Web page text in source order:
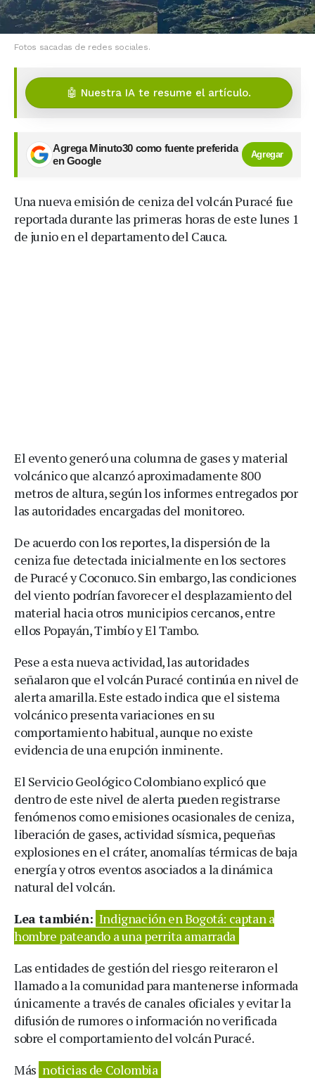
Fotos sacadas de redes sociales.
🤖 Nuestra IA te resume el artículo.
Agrega Minuto30 como fuente preferida
en Google
Agregar
Una nueva emisión de ceniza del volcán Puracé fue
reportada durante las primeras horas de este lunes 1
de junio en el departamento del Cauca.
El evento generó una columna de gases y material
volcánico que alcanzó aproximadamente 800
metros de altura, según los informes entregados por
las autoridades encargadas del monitoreo.
De acuerdo con los reportes, la dispersión de la
ceniza fue detectada inicialmente en los sectores
de Puracé y Coconuco. Sin embargo, las condiciones
del viento podrían favorecer el desplazamiento del
material hacia otros municipios cercanos, entre
ellos Popayán, Timbío y El Tambo.
Pese a esta nueva actividad, las autoridades
señalaron que el volcán Puracé continúa en nivel de
alerta amarilla. Este estado indica que el sistema
volcánico presenta variaciones en su
comportamiento habitual, aunque no existe
evidencia de una erupción inminente.
El Servicio Geológico Colombiano explicó que
dentro de este nivel de alerta pueden registrarse
fenómenos como emisiones ocasionales de ceniza,
liberación de gases, actividad sísmica, pequeñas
explosiones en el cráter, anomalías térmicas de baja
energía y otros eventos asociados a la dinámica
natural del volcán.
Lea también: Indignación en Bogotá: captan a
hombre pateando a una perrita amarrada
Las entidades de gestión del riesgo reiteraron el
llamado a la comunidad para mantenerse informada
únicamente a través de canales oficiales y evitar la
difusión de rumores o información no verificada
sobre el comportamiento del volcán Puracé.
Más noticias de Colombia